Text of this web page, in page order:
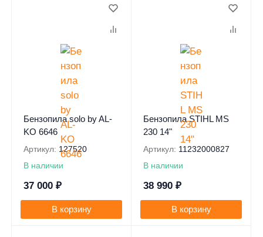
Бензопила solo by AL-
KO 6646
Артикул: 127520
В наличии
37 000 ₽
В корзину
Бензопила STIHL MS
230 14"
Артикул: 11232000827
В наличии
38 990 ₽
В корзину